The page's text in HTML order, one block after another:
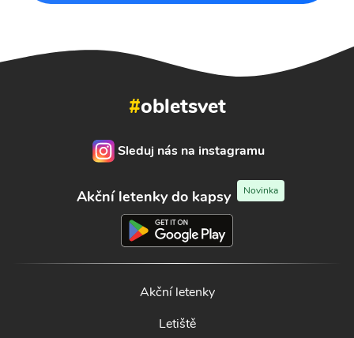
#obletsvet
Sleduj nás na instagramu
Akční letenky do kapsy Novinka
Akční letenky
Letiště